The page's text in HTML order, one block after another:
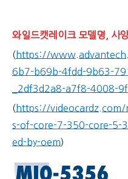
와일드캣레이크 모델명, 사
( https://
6b7-b69b-4fdd-9b63-
_2df3d2a8-a7f8-4008-
( https://
s-of-core-7-350-core-5-
ed-by-oem)